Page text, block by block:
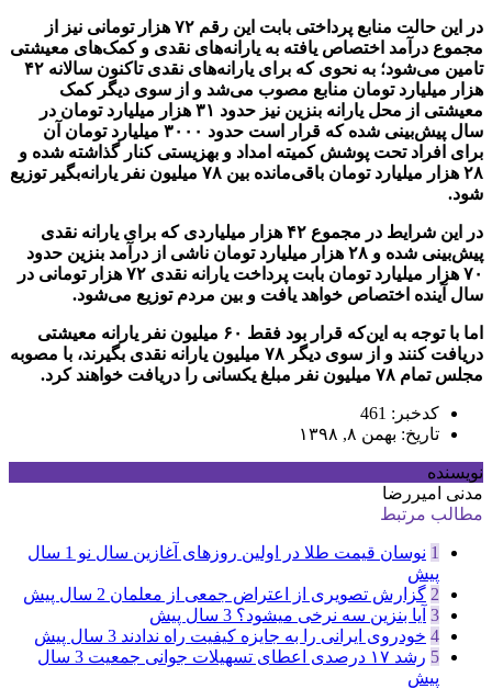
در این حالت منابع پرداختی بابت این رقم ۷۲ هزار تومانی نیز از
مجموع درآمد اختصاص یافته به یارانه‌های نقدی و کمک‌های معیشتی
تامین می‌شود؛ به نحوی که برای یارانه‌های نقدی تاکنون سالانه ۴۲
هزار میلیارد تومان منابع مصوب می‌شد و از سوی دیگر کمک
معیشتی از محل یارانه بنزین نیز حدود ۳۱ هزار میلیارد تومان در
سال پیش‌بینی شده که قرار است حدود ۳۰۰۰ میلیارد تومان آن
برای افراد تحت پوشش کمیته امداد و بهزیستی کنار گذاشته شده و
۲۸ هزار میلیارد تومان باقی‌مانده بین ۷۸ میلیون نفر یارانه‌بگیر توزیع
شود.
در این شرایط در مجموع ۴۲ هزار میلیاردی که برای یارانه نقدی
پیش‌بینی شده و ۲۸ هزار میلیارد تومان ناشی از درآمد بنزین حدود
۷۰ هزار میلیارد تومان بابت پرداخت یارانه نقدی ۷۲ هزار تومانی در
سال آینده اختصاص خواهد یافت و بین مردم توزیع می‌شود.
اما با توجه به این‌که قرار بود فقط ۶۰ میلیون نفر یارانه معیشتی
دریافت کنند و از سوی دیگر ۷۸ میلیون یارانه نقدی بگیرند، با مصوبه
مجلس تمام ۷۸ میلیون نفر مبلغ یکسانی را دریافت خواهند کرد.
کدخبر: 461
تاریخ: بهمن ۸, ۱۳۹۸
نویسنده
مدنی امیررضا
مطالب مرتبط
1 نوسان قیمت طلا در اولین روزهای آغازین سال نو
1 سال
پیش
2 گزارش تصویری از اعتراض جمعی از معلمان 2 سال پیش
3 آیا بنزین سه نرخی میشود؟ 3 سال پیش
4 خودروی ایرانی را به جایزه کیفیت راه ندادند 3 سال پیش
5 رشد ۱۷ درصدی اعطای تسهیلات جوانی جمعیت
3 سال
پیش